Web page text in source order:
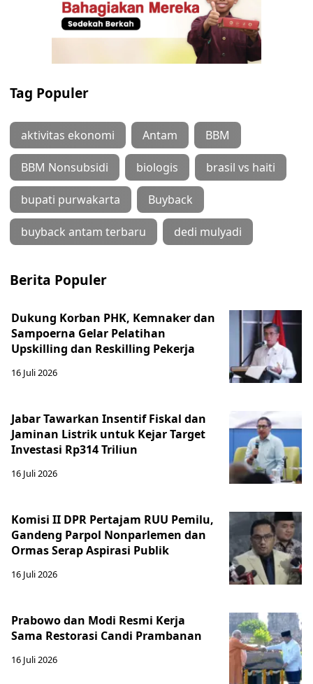
Tag Populer
aktivitas ekonomi Antam BBM
BBM Nonsubsidi biologis brasil vs haiti
bupati purwakarta Buyback
buyback antam terbaru dedi mulyadi
Berita Populer
Dukung Korban PHK, Kemnaker dan
Sampoerna Gelar Pelatihan
Upskilling dan Reskilling Pekerja
16 Juli 2026
Jabar Tawarkan Insentif Fiskal dan
Jaminan Listrik untuk Kejar Target
Investasi Rp314 Triliun
16 Juli 2026
Komisi II DPR Pertajam RUU Pemilu,
Gandeng Parpol Nonparlemen dan
Ormas Serap Aspirasi Publik
16 Juli 2026
Prabowo dan Modi Resmi Kerja
Sama Restorasi Candi Prambanan
16 Juli 2026